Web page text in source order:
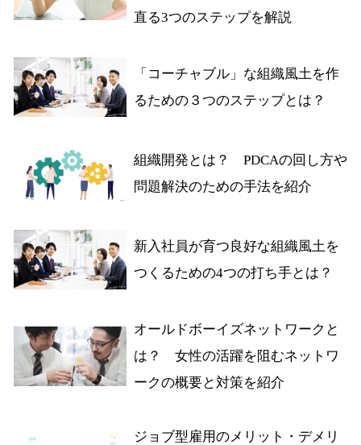
直る3つのステップを解説
「コーチャブル」な組織風土を作
るための３つのステップとは？
組織開発とは？ PDCAの回し方や
問題解決のための手法を紹介
新入社員が育つ良好な組織風土を
つくるための4つの打ち手とは？
オールドボーイズネットワークと
は？ 女性の活躍を阻むネットワ
ークの概要と対策を紹介
ジョブ型雇用のメリット・デメリ